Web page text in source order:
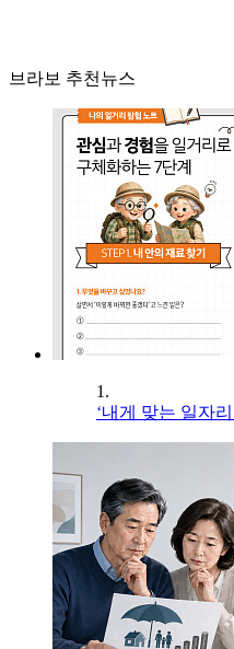
브라보 추천뉴스
1.
‘내게 맞는 일자